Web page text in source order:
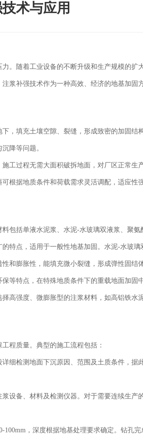
术与应用
。随着工业设备的不断升级和生产规模的扩
浆补强技术作为一种高效、经济的地基加固
，填充土壤空隙、裂缝，形成致密的加固结
降等问题。
工过程无需大面积破拆地面，对厂区正常生
根据地质条件和荷载需求灵活调配，适应性
包括单液水泥浆、水泥-水玻璃双液浆、聚氨
特点，适用于一般性地基加固。水泥-水玻
和膨胀性，能填充微小裂缝，形成弹性固结
等特点，在特殊地质条件下的重载地面加固
高强度、微膨胀型的注浆材料，如高铝铁水
程质量。典型的施工流程包括：
详细检测地面下沉原因、范围及土质条件，据
设备、材料及检测仪器。对于需要连续生产
100mm，深度根据地基处理要求确定。钻孔